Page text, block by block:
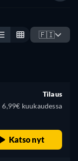
🇫🇮
Tilaus
6,99€ kuukaudessa
Katso nyt